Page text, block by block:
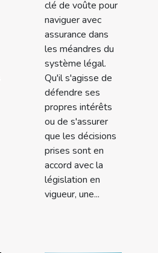
clé de voûte pour
naviguer avec
assurance dans
les méandres du
système légal.
Qu'il s'agisse de
défendre ses
propres intérêts
ou de s'assurer
que les décisions
prises sont en
accord avec la
législation en
vigueur, une...